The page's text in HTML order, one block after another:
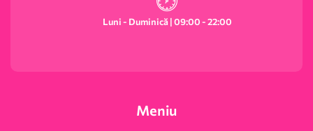
Luni - Duminică | 09:00 - 22:00
Meniu